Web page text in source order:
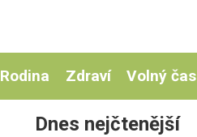
Rodina Zdraví Volný čas
Dnes nejčtenější